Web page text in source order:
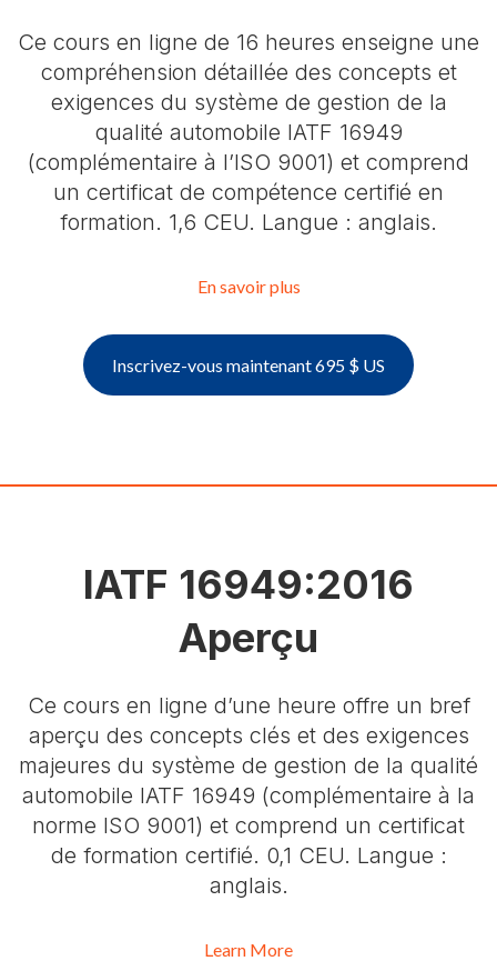
Ce cours en ligne de 16 heures enseigne une
compréhension détaillée des concepts et
exigences du système de gestion de la
qualité automobile IATF 16949
(complémentaire à l’ISO 9001) et comprend
un certificat de compétence certifié en
formation. 1,6 CEU. Langue : anglais.
En savoir plus
Inscrivez-vous maintenant 695 $ US
IATF 16949:2016
Aperçu
Ce cours en ligne d’une heure offre un bref
aperçu des concepts clés et des exigences
majeures du système de gestion de la qualité
automobile IATF 16949 (complémentaire à la
norme ISO 9001) et comprend un certificat
de formation certifié. 0,1 CEU. Langue :
anglais.
Learn More